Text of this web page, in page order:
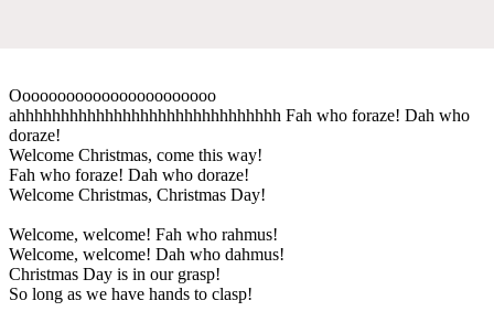
Ooooooooooooooooooooooo
ahhhhhhhhhhhhhhhhhhhhhhhhhhhhhh Fah who foraze! Dah who
doraze!
Welcome Christmas, come this way!
Fah who foraze! Dah who doraze!
Welcome Christmas, Christmas Day!
Welcome, welcome! Fah who rahmus!
Welcome, welcome! Dah who dahmus!
Christmas Day is in our grasp!
So long as we have hands to clasp!